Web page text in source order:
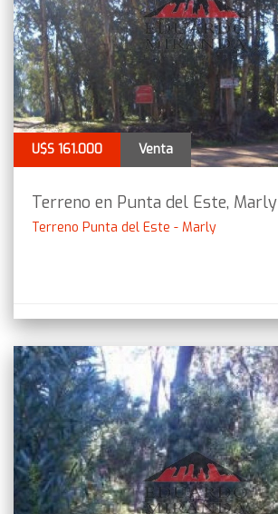
U$S 161.000 Venta
Terreno en Punta del Este, Marly
Terreno Punta del Este - Marly